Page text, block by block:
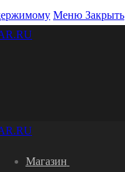
Меню Закрыть
Магазин